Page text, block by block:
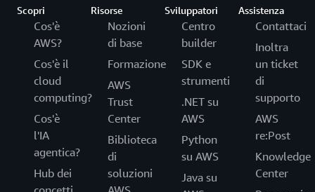
Scopri
Cos'è
AWS?
Cos'è il
cloud
computing?
Cos'è
l'IA
agentica?
Hub dei
Risorse
Nozioni
di base
Formazione
AWS
Trust
Center
Biblioteca
di
soluzioni
Sviluppatori
Centro
builder
SDK e
strumenti
.NET su
AWS
Python
su AWS
Java su
Assistenza
Contattaci
Inoltra
un ticket
di
supporto
AWS
re:Post
Knowledge
Center